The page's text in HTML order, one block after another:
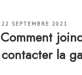
PUBLIÉ
22 SEPTEMBRE 2021
Comment
contacter la